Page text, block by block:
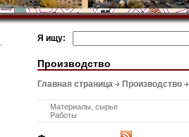
Я ищу:
Производство
Главная страница Производство
Материалы, сырье
Работы